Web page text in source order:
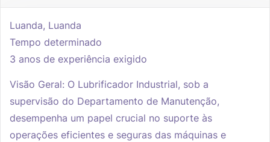
Luanda, Luanda
Tempo determinado
3 anos de experiência exigido
Visão Geral: O Lubrificador Industrial, sob a
supervisão do Departamento de Manutenção,
desempenha um papel crucial no suporte às
operações eficientes e seguras das máquinas e